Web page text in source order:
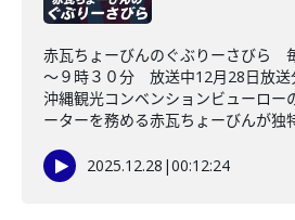
赤瓦ちょーびんのぐぶりーさびら
～９時３０分 放送中12月28日放送
沖縄観光コンベンションビューロー
ーターを務める赤瓦ちょーびんが独
2025.12.28 |00:12:24